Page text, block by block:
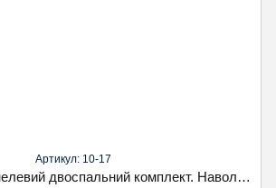
Артикул: 10-17
Постільний фланелевий двоспальний комплект. Наволочка 50х70. Koloco